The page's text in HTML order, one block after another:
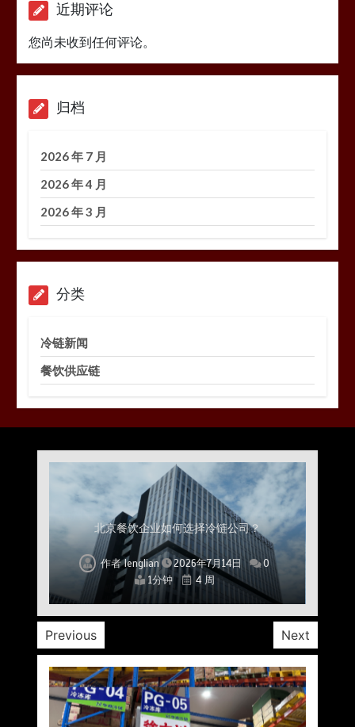
近期评论
您尚未收到任何评论。
归档
2026 年 7 月
2026 年 4 月
2026 年 3 月
分类
冷链新闻
餐饮供应链
上海餐饮连锁加速，冷链配送如何破解冻品食材
流通难题？
作者lenglian 2026年7月14日
0
1分钟
4 周
杭州中央厨房布局餐饮连锁，冷链配送如何打通
关键一环
作者lenglian 2026年7月14日
0
1分钟
4 周
北京餐饮企业如何选择冷链公司？
作者lenglian 2026年7月14日
0
1分钟
4 周
深圳冷链物流如何护航餐饮连锁？冻品食材流通
全解析
作者lenglian 2026年7月14日
0
1分钟
4 周
北京餐饮仓配一体化的核心价值与落地实践解析
作者lenglian 2026年7月14日
0
1分钟
4 周
武汉冻品配送三要素：控温、时效、低成本如何
兼得？
作者lenglian 2026年7月14日
0
1分钟
4 周
重庆冷链布局解冻食材运输密码，餐饮连锁如何
稳控品质？
作者lenglian 2026年7月14日
0
1分钟
4 周
Previous Next